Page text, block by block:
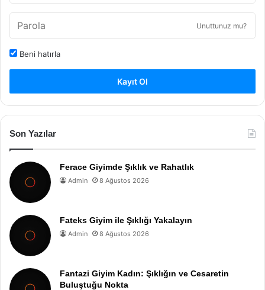
Unuttunuz mu?
Beni hatırla
Kayıt Ol
Son Yazılar
Ferace Giyimde Şıklık ve Rahatlık
Admin 8 Ağustos 2026
Fateks Giyim ile Şıklığı Yakalayın
Admin 8 Ağustos 2026
Fantazi Giyim Kadın: Şıklığın ve Cesaretin
Buluştuğu Nokta